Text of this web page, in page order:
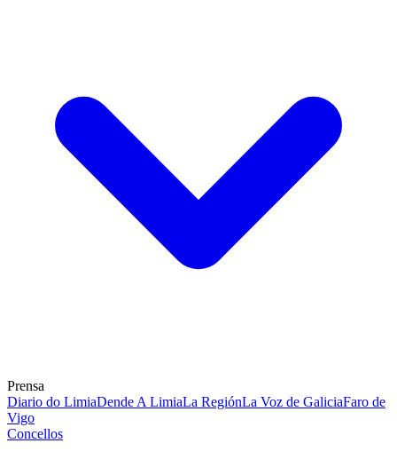
Prensa
Diario do LimiaDende A LimiaLa RegiónLa Voz de GaliciaFaro de
Vigo
Concellos